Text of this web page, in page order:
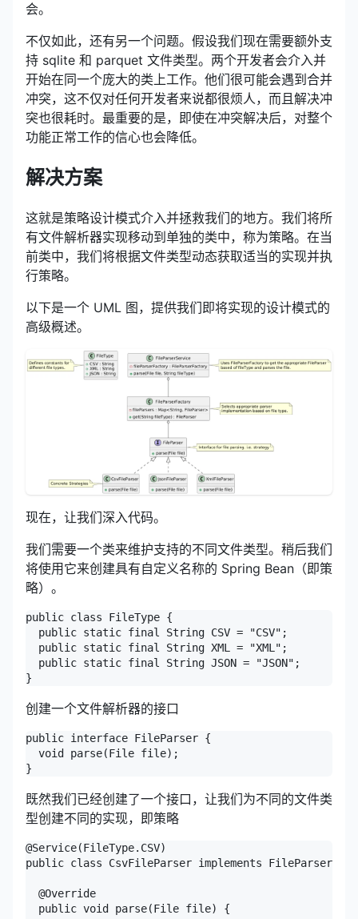
会。
不仅如此，还有另一个问题。假设我们现在需要额外支
持 sqlite 和 parquet 文件类型。两个开发者会介入并
开始在同一个庞大的类上工作。他们很可能会遇到合并
冲突，这不仅对任何开发者来说都很烦人，而且解决冲
突也很耗时。最重要的是，即使在冲突解决后，对整个
功能正常工作的信心也会降低。
解决方案
这就是策略设计模式介入并拯救我们的地方。我们将所
有文件解析器实现移动到单独的类中，称为策略。在当
前类中，我们将根据文件类型动态获取适当的实现并执
行策略。
以下是一个 UML 图，提供我们即将实现的设计模式的
高级概述。
现在，让我们深入代码。
我们需要一个类来维护支持的不同文件类型。稍后我们
将使用它来创建具有自定义名称的 Spring Bean（即策
略）。
public class FileType {
  public static final String CSV = "CSV";
  public static final String XML = "XML";
  public static final String JSON = "JSON";
}
创建一个文件解析器的接口
public interface FileParser {
  void parse(File file);
}
既然我们已经创建了一个接口，让我们为不同的文件类
型创建不同的实现，即策略
@Service(FileType.CSV)
public class CsvFileParser implements FileParser {
  @Override
  public void parse(File file) {